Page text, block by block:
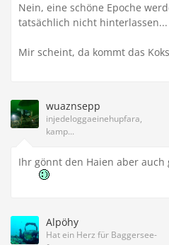
Nein, eine schöne Epoche
tatsächlich nicht hinterlassen...
Mir scheint, da kommt das
wuaznsepp
injedeloggaeinehupfara,
kamp...
Ihr gönnt den Haien aber auch
Alpöhy
Hat ein Herz für Baggersee-